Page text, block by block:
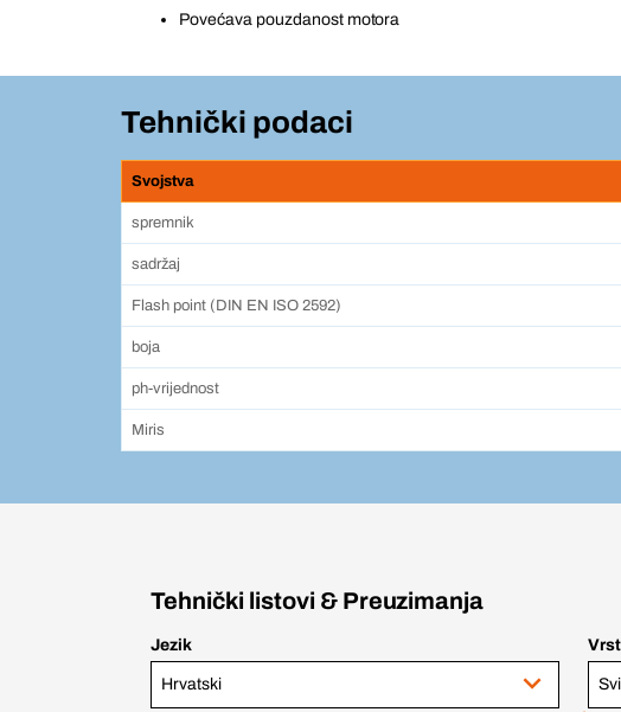
Povećava pouzdanost motora
Tehnički podaci
Svojstva
spremnik
sadržaj
Flash point (DIN EN ISO 2592)
boja
ph-vrijednost
Miris
Tehnički listovi & Preuzimanja
Jezik
Hrvatski Svi